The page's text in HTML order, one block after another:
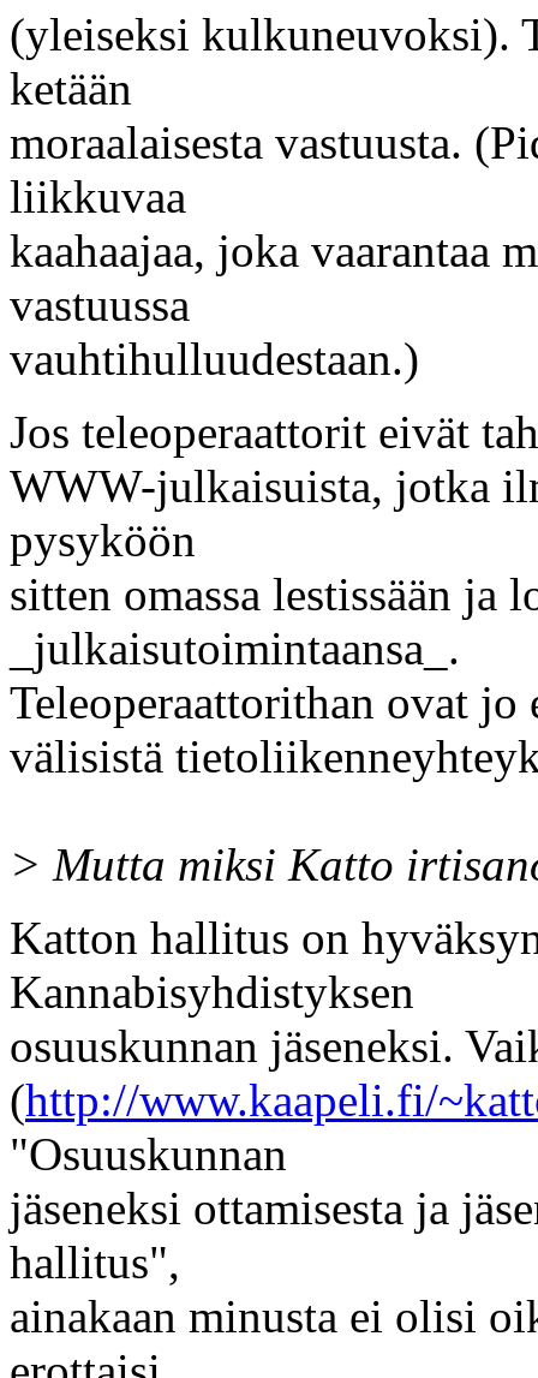
(yleiseksi kulkuneuvoksi).
ketään
moraalaisesta vastuusta.
liikkuvaa
kaahaajaa, joka vaarantaa
vastuussa
vauhtihulluudestaan.)
Jos teleoperaattorit eivät
WWW-julkaisuista, jotka
pysyköön
sitten omassa lestissään ja
_julkaisutoimintaansa_.
Teleoperaattorithan ovat jo
välisistä
> Mutta miksi Katto
Katton hallitus on
Kannabisyhdistyksen
osuuskunnan jäseneksi.
(http://www.kaapeli.fi/
"Osuuskunnan
jäseneksi ottamisesta ja
hallitus",
ainakaan minusta ei olisi